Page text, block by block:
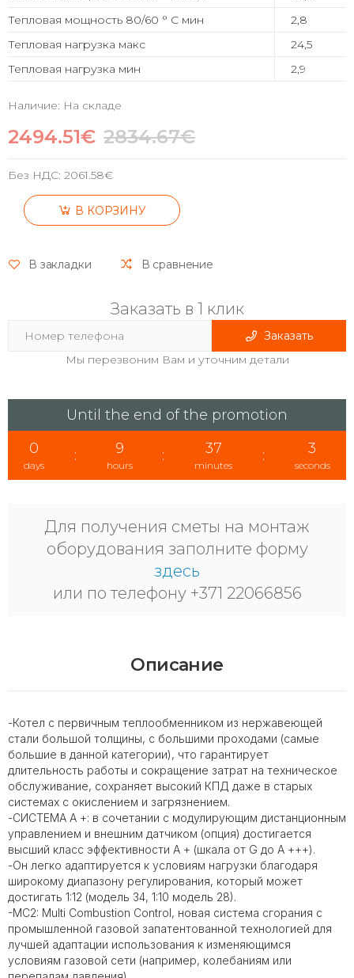
Тепловая мощность 80/60 ° C мин
2,8
Тепловая нагрузка макс
24,5
Тепловая нагрузка мин
2,9
Наличие: На складе
2494.51€ 2834.67€
Без НДС: 2061.58€
В КОРЗИНУ
В закладки В сравнение
Заказать в 1 клик
Заказать
Мы перезвоним Вам и уточним детали
Until the end of the promotion
0
days
: 9
hours
: 37
minutes
: 2
seconds
Для получения сметы на монтаж
оборудования заполните форму
здесь
или по телефону +371 22066856
Описание
-Котел с первичным теплообменником из нержавеющей
стали большой толщины, с большими проходами (самые
большие в данной категории), что гарантирует
длительность работы и сокращение затрат на техническое
обслуживание, сохраняет высокий КПД даже в старых
системах с окислением и загрязнением.
-СИСТЕМА A +: в сочетании с модулирующим дистанционным
управлением и внешним датчиком (опция) достигается
высший класс эффективности A + (шкала от G до A +++).
-Он легко адаптируется к условиям нагрузки благодаря
широкому диапазону регулирования, который может
достигать 1:12 (модель 34, 1:10 модель 28).
-MC2: Multi Combustion Control, новая система сгорания с
промышленной газовой запатентованной технологией для
лучшей адаптации использования к изменяющимся
условиям газовой сети (например, колебаниям или